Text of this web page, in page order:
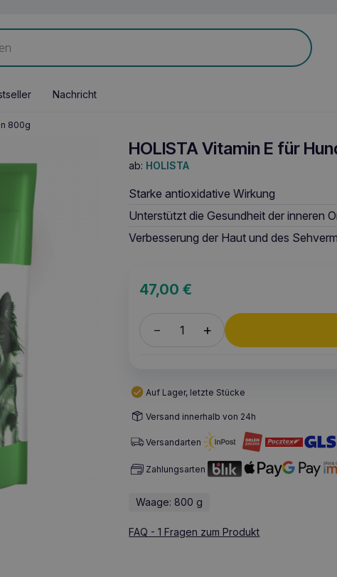
Nachricht
800g
HOLISTA Vitamin E für
ab: HOLISTA
Starke antioxidative Wirkung
Unterstützt die Gesundheit der inneren
Verbesserung der Haut und des
47,00€
– +
Auf Lager, letzte Stücke
Versand innerhalb von 24h
Versandarten
Zahlungsarten
Waage: 800 g
FAQ - 1 Fragen zum Produkt